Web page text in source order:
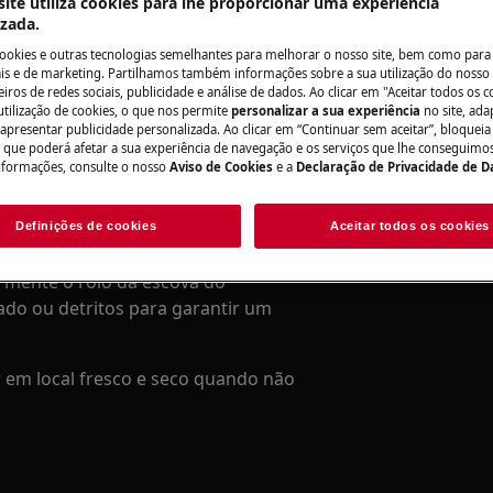
/ Hygienic 5000 / Animal 5000)
esvaziar o depósito de pó
as instruções do . Se os
substituí-los.
o rolo da escova do
ou detritos para garantir um
local fresco e seco quando não
Encontre o
Resolva
documentação
Encontrar
e outras tecnologias semelhantes para melhorar o nosso site, bem como
e de marketing. Partilhamos também informações sobre a sua utilização do nosso
de redes sociais, publicidade e análise de dados. Ao clicar em "Aceitar todos os
de cookies, o que nos permite personalizar a sua experiência no site,
publicidade personalizada. Ao clicar em “Continuar sem aceitar”,
que poderá afetar a sua experiência de navegação e os serviços que lhe
consulte o nosso Aviso de Cookies e a Declaração de Privacidade de
Definições de cookies Aceitar todos os cookies